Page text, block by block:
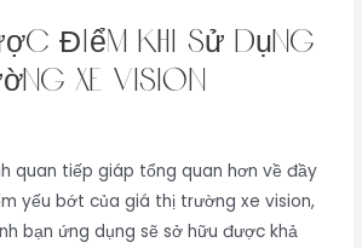
Điểm Khi Sử Dụng
xe vision
quan tiếp giáp tổng quan hơn về đầy
yếu bớt của giá thị trường xe vision,
bạn ứng dụng sẽ sở hữu được khả